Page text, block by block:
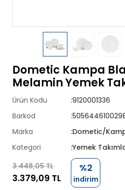
Dometic Kampa
Melamin Yemek
Ürün Kodu
:9120001336
Barkod
Marka
:Dometic/
Kategori
:Yemek
3.448,05 TL
3.379,09 TL
%2
indirim